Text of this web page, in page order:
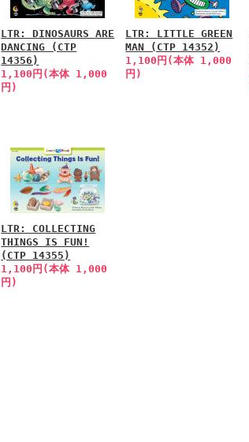
LTR: DINOSAURS ARE
DANCING (CTP
14356)
1,100円(本体 1,000
円)
LTR: LITTLE GREEN
MAN (CTP 14352)
1,100円(本体 1,000
円)
LTR: COLLECTING
THINGS IS FUN!
(CTP 14355)
1,100円(本体 1,000
円)